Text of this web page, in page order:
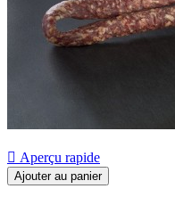
 Aperçu rapide
Ajouter au panier